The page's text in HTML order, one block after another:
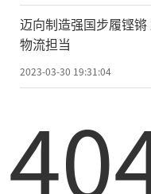
迈向制造强国步履铿
物流担当
2023-03-30 19:31:04